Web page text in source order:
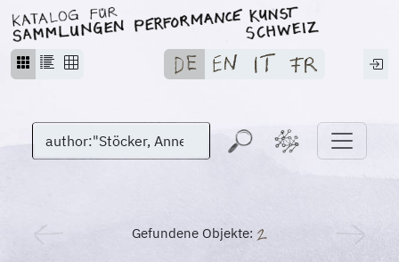
Gefundene Objekte: